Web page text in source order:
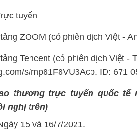
tuyến
ZOOM (có phiên dịch Việt -
Tencent (có phiên dịch Việt -
s/mp81F8VU3Acp. ID: 671
thương trực tuyến quốc tế
nghị trên)
15 và 16/7/2021.